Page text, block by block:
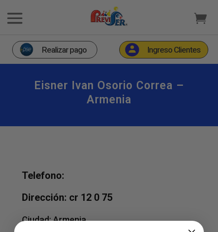
Realizar pago Ingreso Clientes
Eisner Ivan Osorio Correa –
Armenia
Telefono:
Dirección: cr 12 0 75
Ciudad:Armenia